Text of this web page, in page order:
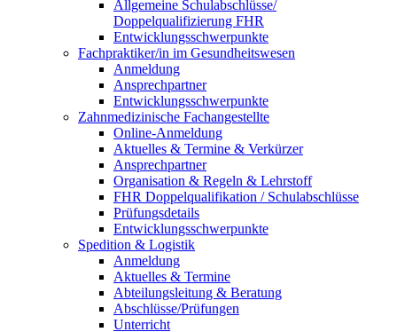
Allgemeine Schulabschlüsse/
Doppelqualifizierung FHR
Entwicklungsschwerpunkte
Fachpraktiker/in im Gesundheitswesen
Anmeldung
Ansprechpartner
Entwicklungsschwerpunkte
Zahnmedizinische Fachangestellte
Online-Anmeldung
Aktuelles & Termine & Verkürzer
Ansprechpartner
Organisation & Regeln & Lehrstoff
FHR Doppelqualifikation / Schulabschlüsse
Prüfungsdetails
Entwicklungsschwerpunkte
Spedition & Logistik
Anmeldung
Aktuelles & Termine
Abteilungsleitung & Beratung
Abschlüsse/Prüfungen
Unterricht